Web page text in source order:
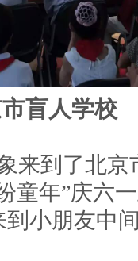
盲人学校
来到了北
童年”庆六
小朋友中